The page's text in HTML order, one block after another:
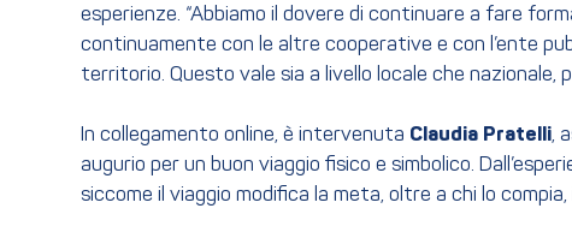
esperienze. “Abbiamo il dovere di continuare a fare
continuamente con le altre cooperative e con l’ente
territorio. Questo vale sia a livello locale che
In collegamento online, è intervenuta Claudia Pratelli,
augurio per un buon viaggio fisico e simbolico.
siccome il viaggio modifica la meta, oltre a chi lo